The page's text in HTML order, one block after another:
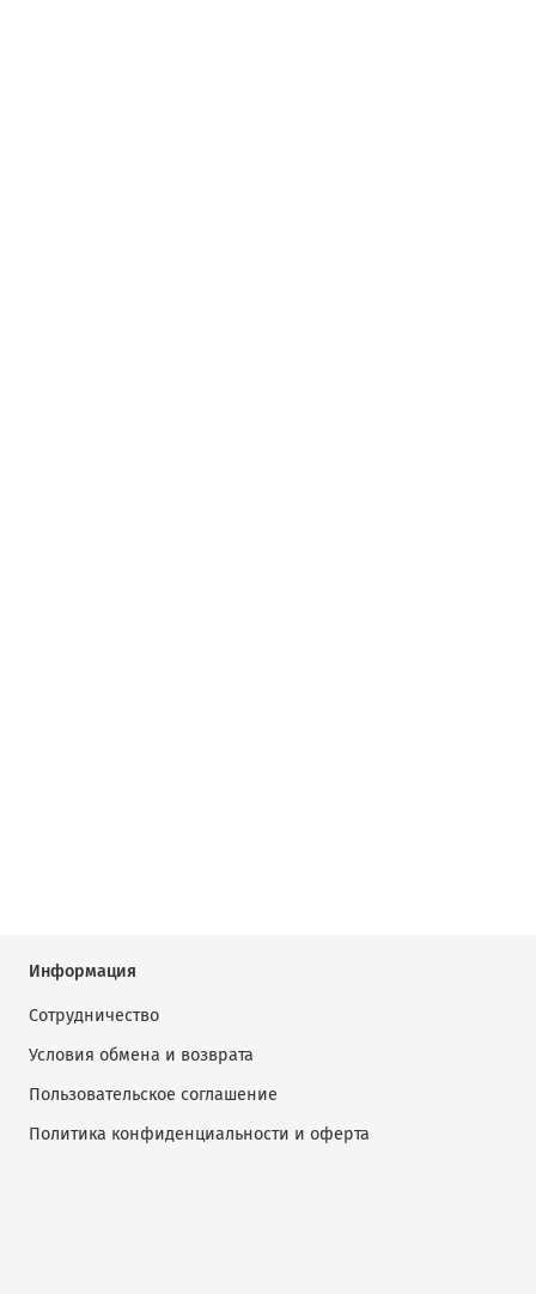
Информация
Сотрудничество
Условия обмена и возврата
Пользовательское соглашение
Политика конфиденциальности и оферта